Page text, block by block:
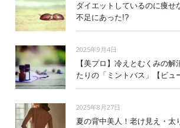
ダイエットしているのに痩せ
不足にあった!?
2025年9月4日
【美プロ】冷えとむくみの解
たりの「ミントバス」【ビュ
2025年8月27日
夏の背中美人！老け見え・太